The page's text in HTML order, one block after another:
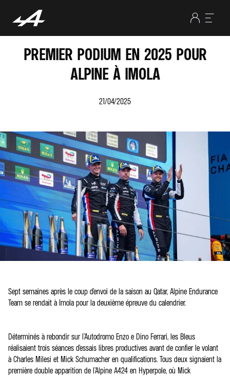
PREMIER PODIUM EN 2025 POUR
ALPINE À IMOLA
21/04/2025
Sept semaines après le coup d’envoi de la saison au Qatar, Alpine Endurance
Team se rendait à Imola pour la deuxième épreuve du calendrier.
Déterminés à rebondir sur l’Autodromo Enzo e Dino Ferrari, les Bleus
réalisaient trois séances d’essais libres productives avant de confier le volant
à Charles Milesi et Mick Schumacher en qualifications. Tous deux signaient la
première double apparition de l’Alpine A424 en Hyperpole, où Mick